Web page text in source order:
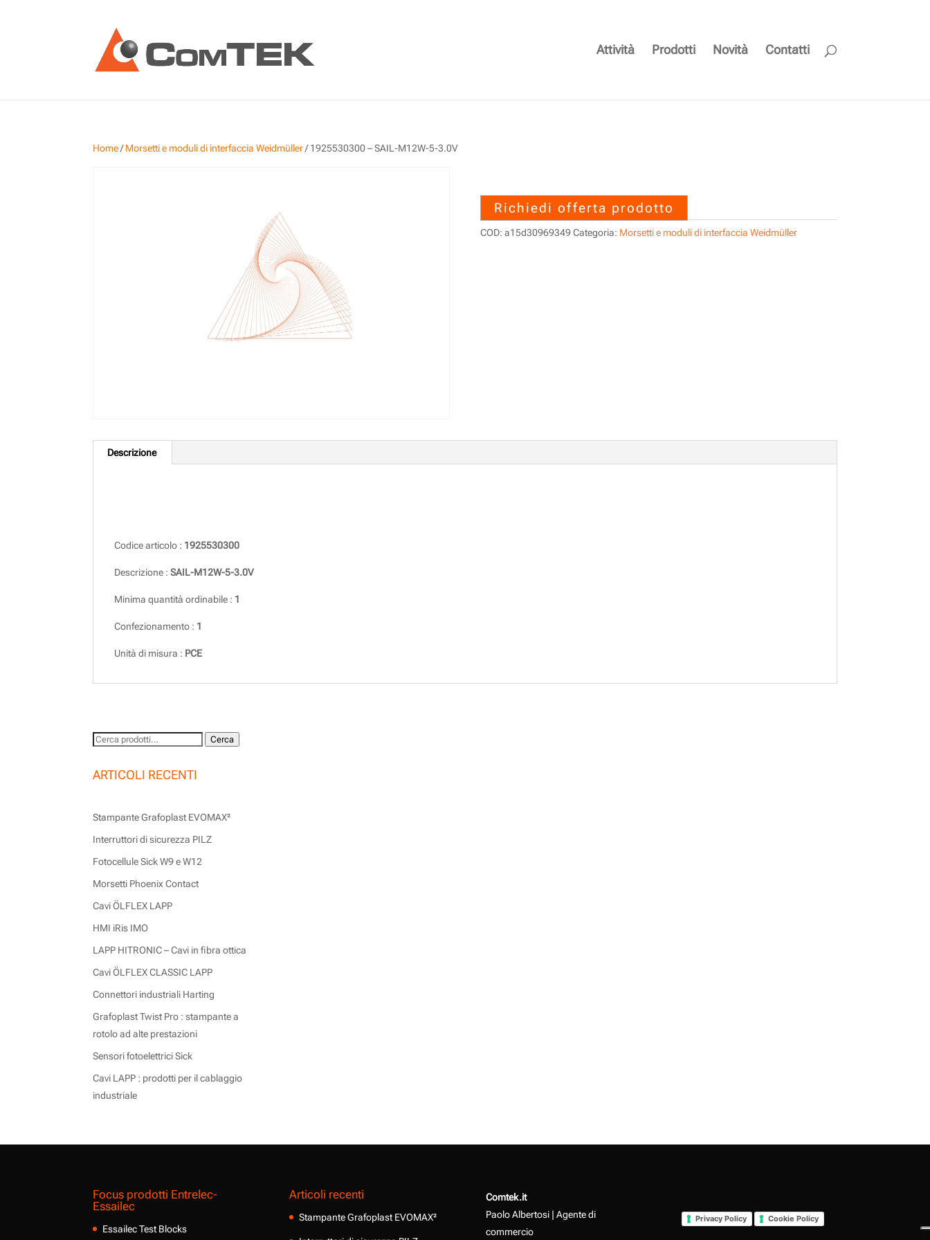
Attività Prodotti Novità Contatti
Home/Morsetti e moduli di interfaccia Weidmüller/ 1925530300 – SAIL-M12W-5-3.0V
Richiedi offerta prodotto
COD: a15d30969349 Categoria: Morsetti e moduli di interfaccia Weidmüller
Descrizione
Codice articolo : 1925530300
Descrizione :SAIL-M12W-5-3.0V
Minima quantità ordinabile : 1
Confezionamento : 1
Unità di misura : PCE
Cerca: Cerca
ARTICOLI RECENTI
Stampante Grafoplast EVOMAX²
Interruttori di sicurezza PILZ
Fotocellule Sick W9 e W12
Morsetti Phoenix Contact
Cavi ÖLFLEX LAPP
HMI iRis IMO
LAPP HITRONIC – Cavi in fibra ottica
Cavi ÖLFLEX CLASSIC LAPP
Connettori industriali Harting
Grafoplast Twist Pro : stampante a
rotolo ad alte prestazioni
Sensori fotoelettrici Sick
Cavi LAPP : prodotti per il cablaggio
industriale
Focus prodotti Entrelec-
Essailec
Essailec Test Blocks
Articoli recenti
Stampante Grafoplast EVOMAX²
Comtek.it
Paolo Albertosi | Agente di
commercio
Privacy Policy Cookie Policy